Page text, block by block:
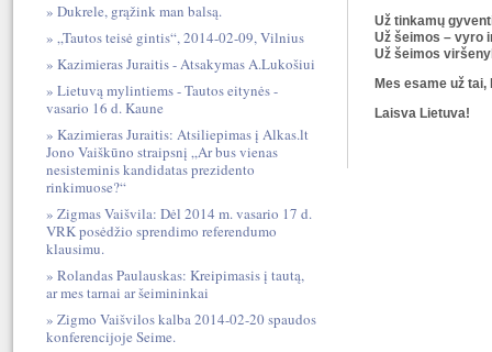
Už tinkamų
Už šeimos – vyro
Už šeimos
Mes esame už
Laisva Lietuva!
Dukrele, grąžink man balsą.
„Tautos teisė gintis“, 2014-02-09, Vilnius
Kazimieras Juraitis - Atsakymas A.Lukošiui
Lietuvą mylintiems - Tautos eitynės -
vasario 16 d. Kaune
Kazimieras Juraitis: Atsiliepimas į Alkas.lt
Jono Vaiškūno straipsnį „Ar bus vienas
nesisteminis kandidatas prezidento
rinkimuose?“
Zigmas Vaišvila: Dėl 2014 m. vasario 17 d.
VRK posėdžio sprendimo referendumo
klausimu.
Rolandas Paulauskas: Kreipimasis į tautą,
ar mes tarnai ar šeimininkai
Zigmo Vaišvilos kalba 2014-02-20 spaudos
konferencijoje Seime.